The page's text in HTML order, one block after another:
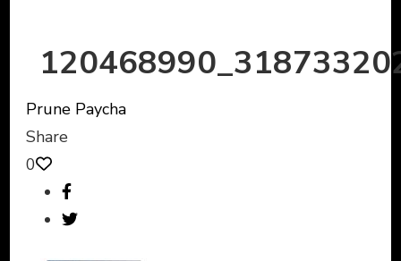
Prune Paycha
Share
0